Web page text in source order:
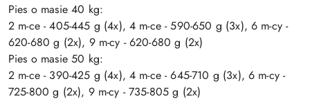
Pies o masie 40 kg:
2 m-ce - 405-445 g (4x), 4 m-ce - 590-650 g (3x), 6 m-cy -
620-680 g (2x), 9 m-cy - 620-680 g (2x)
Pies o masie 50 kg:
2 m-ce - 390-425 g (4x), 4 m-ce - 645-710 g (3x), 6 m-cy -
725-800 g (2x), 9 m-cy - 735-805 g (2x)